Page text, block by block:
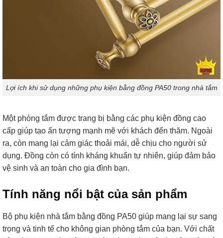
Lợi ích khi sử dụng những phụ kiện bằng đồng PA50 trong nhà tắm
Một phòng tắm được trang bị bằng các phụ kiện đồng cao
cấp giúp tạo ấn tượng mạnh mẽ với khách đến thăm. Ngoài
ra, còn mang lại cảm giác thoải mái, dễ chịu cho người sử
dụng. Đồng còn có tính kháng khuẩn tự nhiên, giúp đảm bảo
vệ sinh và an toàn cho gia đình bạn.
Tính năng nổi bật của sản phẩm
Bộ phụ kiện nhà tắm bằng đồng PA50 giúp mang lại sự sang
trọng và tinh tế cho không gian phòng tắm của bạn. Với chất